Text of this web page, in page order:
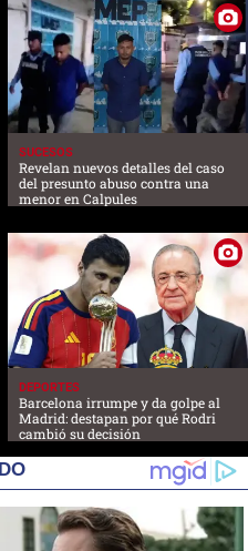
SUCESOS
Revelan nuevos detalles del caso
del presunto abuso contra una
menor en Calpules
DEPORTES
Barcelona irrumpe y da golpe al
Madrid: destapan por qué Rodri
cambió su decisión